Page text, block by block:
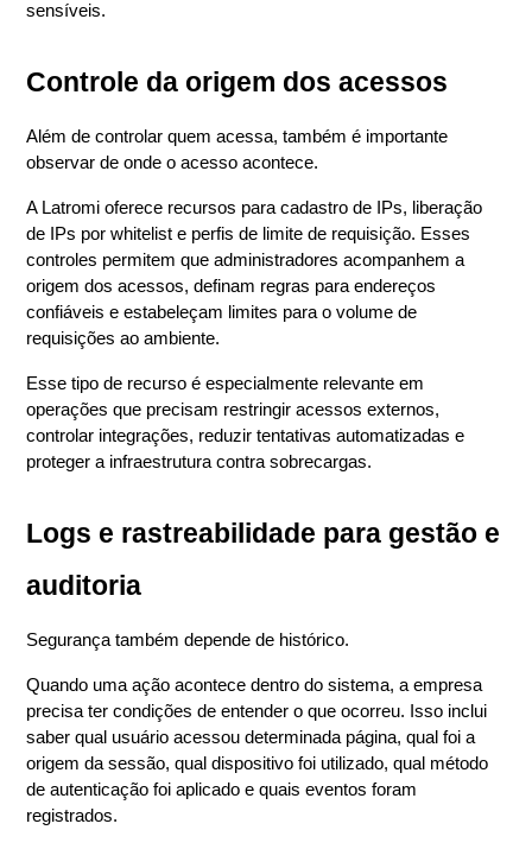
sensíveis.
Controle da origem dos acessos
Além de controlar quem acessa, também é importante
observar de onde o acesso acontece.
A Latromi oferece recursos para cadastro de IPs, liberação
de IPs por whitelist e perfis de limite de requisição. Esses
controles permitem que administradores acompanhem a
origem dos acessos, definam regras para endereços
confiáveis e estabeleçam limites para o volume de
requisições ao ambiente.
Esse tipo de recurso é especialmente relevante em
operações que precisam restringir acessos externos,
controlar integrações, reduzir tentativas automatizadas e
proteger a infraestrutura contra sobrecargas.
Logs e rastreabilidade para gestão e
auditoria
Segurança também depende de histórico.
Quando uma ação acontece dentro do sistema, a empresa
precisa ter condições de entender o que ocorreu. Isso inclui
saber qual usuário acessou determinada página, qual foi a
origem da sessão, qual dispositivo foi utilizado, qual método
de autenticação foi aplicado e quais eventos foram
registrados.